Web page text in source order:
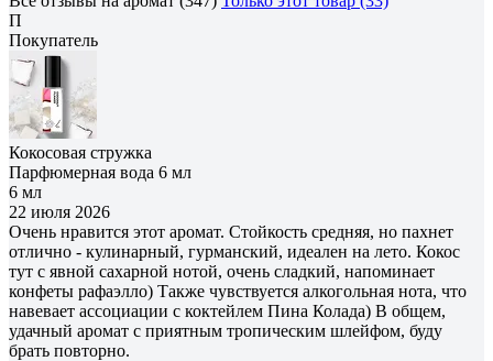
П
Покупатель
Кокосовая стружка
Парфюмерная вода 6 мл
6 мл
22 июля 2026
Очень нравится этот аромат. Стойкость средняя, но пахнет
отлично - кулинарный, гурманский, идеален на лето. Кокос
тут с явной сахарной нотой, очень сладкий, напоминает
конфеты рафаэлло) Также чувствуется алкогольная нота, что
навевает ассоциации с коктейлем Пина Колада) В общем,
удачный аромат с приятным тропическим шлейфом, буду
брать повторно.